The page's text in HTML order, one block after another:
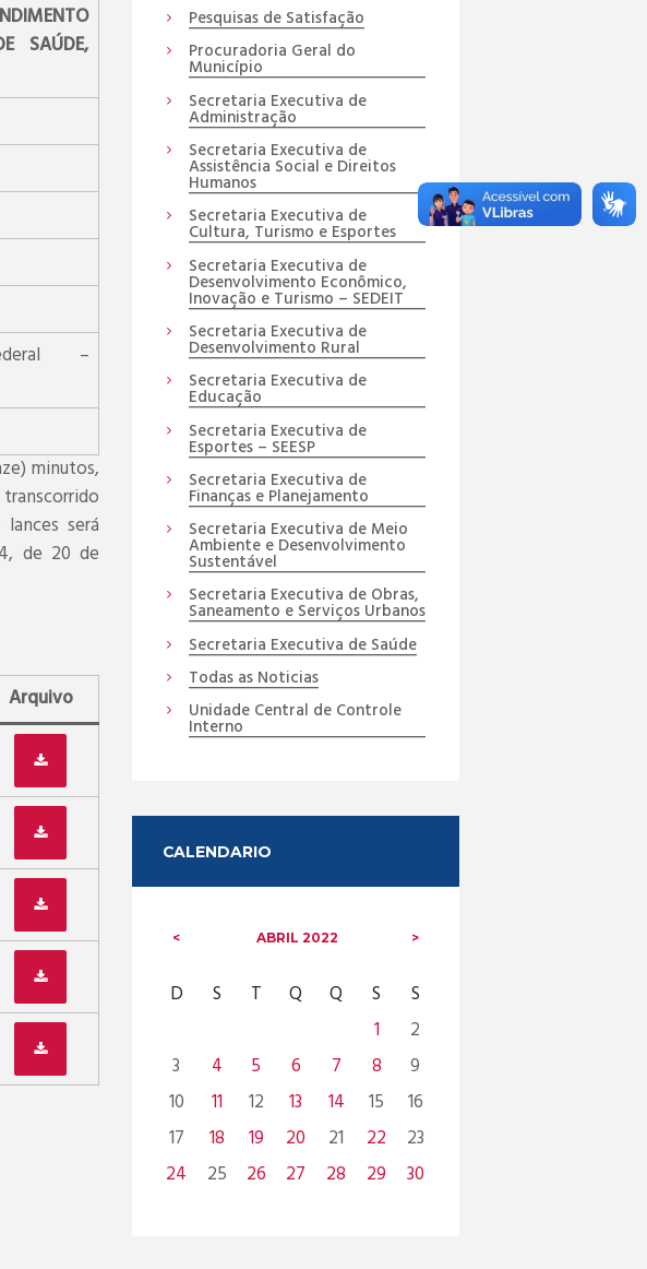
SAÚDE,
–
minutos,
será
de 20 de
Arquivo
Pesquisas de Satisfação
Procuradoria Geral do
Município
Secretaria Executiva de
Administração
Secretaria Executiva de
Assistência Social e Direitos
Humanos
Secretaria Executiva de
Cultura, Turismo e Esportes
Secretaria Executiva de
Desenvolvimento Econômico,
Inovação e Turismo – SEDEIT
Secretaria Executiva de
Desenvolvimento Rural
Secretaria Executiva de
Educação
Secretaria Executiva de
Esportes – SEESP
Secretaria Executiva de
Finanças e Planejamento
Secretaria Executiva de Meio
Ambiente e Desenvolvimento
Sustentável
Secretaria Executiva de Obras,
Saneamento e Serviços Urbanos
Secretaria Executiva de Saúde
Todas as Noticias
Unidade Central de Controle
Interno
CALENDARIO
ABRIL 2022
D S T Q Q S
S
1
2
3
4 5 6 7 8
9
10
11 12 13 14 15
16
17
18 19 20 21 22
23
24
25 26 27 28 29 30